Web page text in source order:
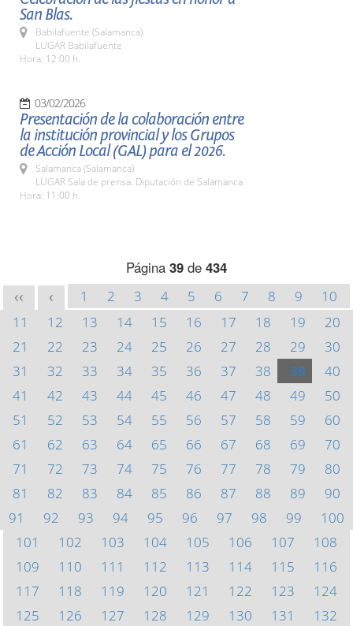
San Blas.
Babilafuente (Salamanca)
LUGAR Babilafuente
Hora: 12:00 h.
03/02/2026
Presentación de la colaboración entre
la institución provincial y los Grupos
de Acción Local (GAL) para el 2026.
Salamanca (Salamanca)
LUGAR Sala de prensa. Diputación de Salamanca
Hora: 11:00 h.
Página 39 de 434
<< < 1 2 3 4 5 6 7 8 9
10
11
12 13 14 15 16 17 18 19
20
21
22 23 24 25 26 27 28 29
30
31
32 33 34 35 36 37 38 39
40
41
42 43 44 45 46 47 48 49
50
51
52 53 54 55 56 57 58 59
60
61
62 63 64 65 66 67 68 69
70
71
72 73 74 75 76 77 78 79
80
81
82 83 84 85 86 87 88 89
90
91
92 93 94 95 96 97 98 99
100
101
102 103 104 105 106 107
108
109
110 111 112 113 114 115
116
117
118 119 120 121 122 123
124
125
126 127 128 129 130 131
132